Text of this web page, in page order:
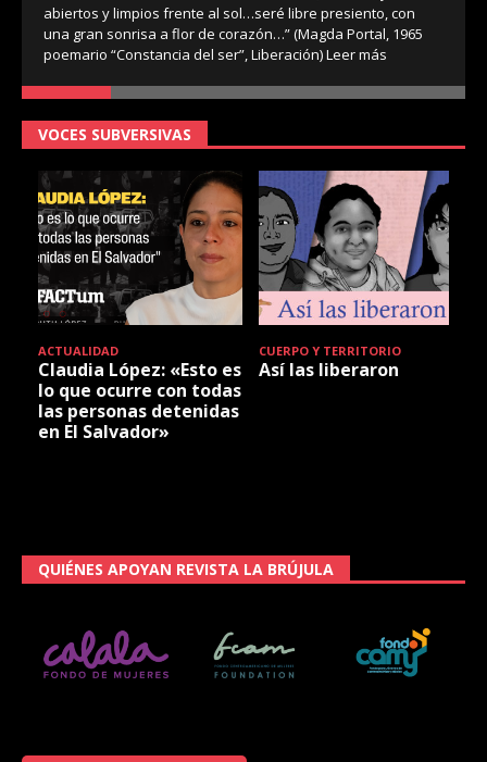
abiertos y limpios frente al sol…seré libre presiento, con
una gran sonrisa a flor de corazón…” (Magda Portal, 1965
poemario “Constancia del ser”, Liberación)Leer más
VOCES SUBVERSIVAS
ACTUALIDAD
Claudia López: «Esto es
lo que ocurre con todas
las personas detenidas
en El Salvador»
CUERPO Y TERRITORIO
Así las liberaron
QUIÉNES APOYAN REVISTA LA BRÚJULA